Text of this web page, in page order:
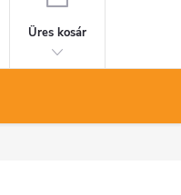
Üres kosár